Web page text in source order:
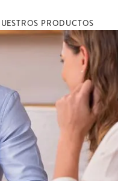
PRODUCTOS